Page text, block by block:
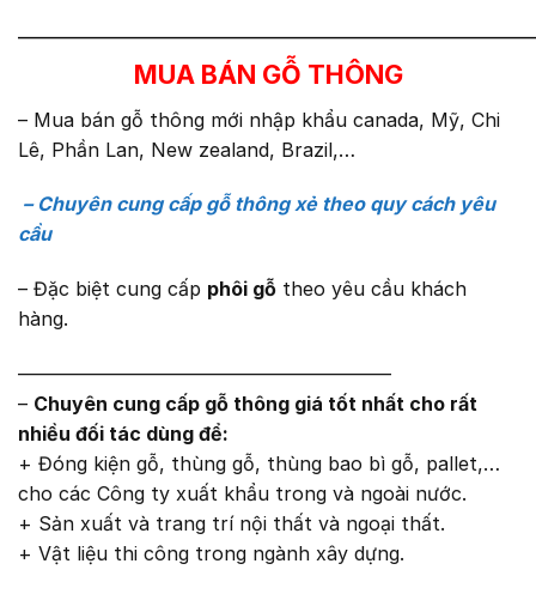
MUA BÁN GỖ THÔNG
– Mua bán gỗ thông mới nhập khẩu canada, Mỹ, Chi
Lê, Phần Lan, New zealand, Brazil,…
– Chuyên cung cấp gỗ thông xẻ theo quy cách yêu
cầu
– Đặc biệt cung cấp phôi gỗ theo yêu cầu khách
hàng.
———————————————————–
– Chuyên cung cấp gỗ thông giá tốt nhất cho rất
nhiều đối tác dùng để:
+ Đóng kiện gỗ, thùng gỗ, thùng bao bì gỗ, pallet,…
cho các Công ty xuất khẩu trong và ngoài nước.
+ Sản xuất và trang trí nội thất và ngoại thất.
+ Vật liệu thi công trong ngành xây dựng.